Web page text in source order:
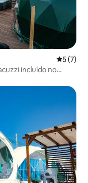
5 de
5 (7)
incluído no